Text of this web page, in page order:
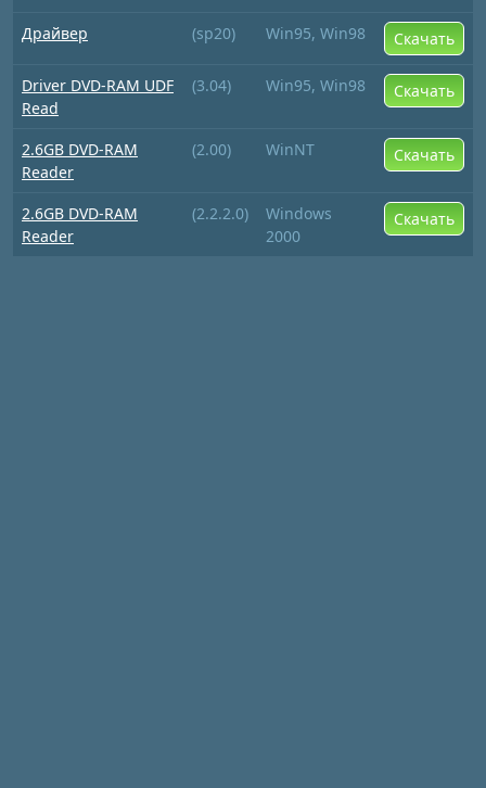
Драйвер (sp20) Win95, Win98 Скачать
Driver DVD-RAM UDF
Read
(3.04) Win95, Win98 Скачать
2.6GB DVD-RAM
Reader
(2.00) WinNT Скачать
2.6GB DVD-RAM
Reader
(2.2.2.0)
Windows
2000
Скачать